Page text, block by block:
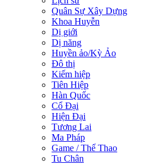
Quân Sự Xây Dựng
Khoa Huyễn
Dị giới
Dị năng
Huyền ảo/Kỳ Ảo
Đô thị
Kiếm hiệp
Tiên Hiệp
Hàn Quốc
Cổ Đại
Hiện Đại
Tương Lai
Ma Pháp
Game / Thể Thao
Tu Chân